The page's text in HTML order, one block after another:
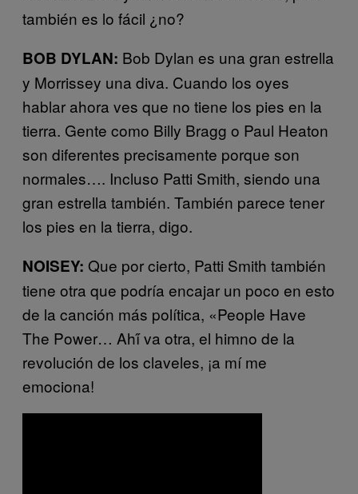
también es lo fácil ¿no?
BOB DYLAN: Bob Dylan es una gran estrella
y Morrissey una diva. Cuando los oyes
hablar ahora ves que no tiene los pies en la
tierra. Gente como Billy Bragg o Paul Heaton
son diferentes precisamente porque son
normales…. Incluso Patti Smith, siendo una
gran estrella también. También parece tener
los pies en la tierra, digo.
NOISEY: Que por cierto, Patti Smith también
tiene otra que podría encajar un poco en esto
de la canción más política, «People Have
The Power… Ahí́ va otra, el himno de la
revolución de los claveles, ¡a mí me
emociona!